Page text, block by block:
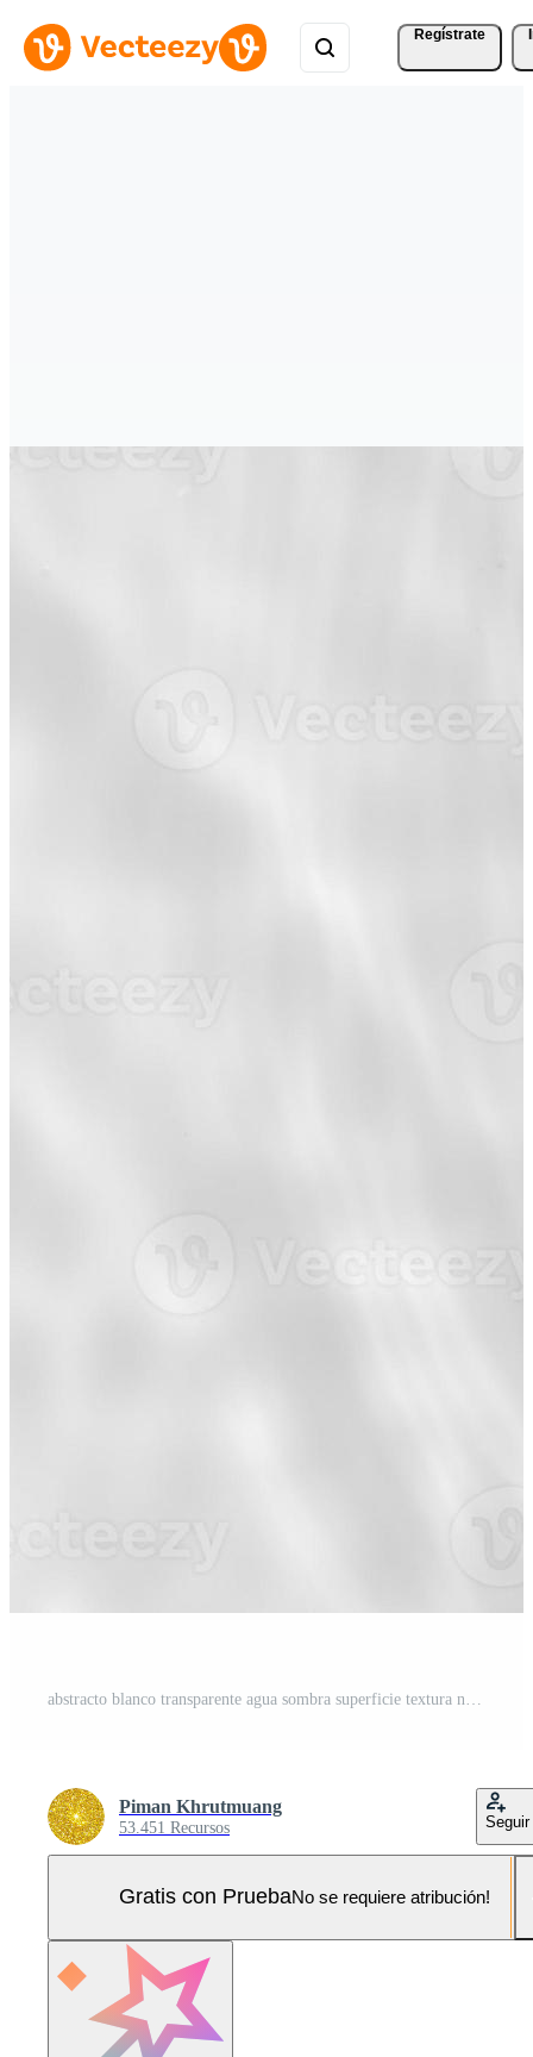
Regístrate
Piman Khrutmuang
53.451 Recursos Seguir
Gratis con PruebaNo se requiere atribución!